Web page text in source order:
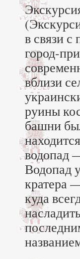
в связи
город-
вблизи
руины
башни
водопад
Водопад
кратера
куда